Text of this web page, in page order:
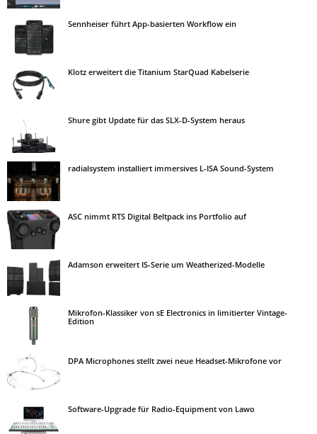
Sennheiser führt App-basierten Workflow ein
Klotz erweitert die Titanium StarQuad Kabelserie
Shure gibt Update für das SLX-D-System heraus
radialsystem installiert immersives L-ISA Sound-System
ASC nimmt RTS Digital Beltpack ins Portfolio auf
Adamson erweitert IS-Serie um Weatherized-Modelle
Mikrofon-Klassiker von sE Electronics in limitierter Vintage-
Edition
DPA Microphones stellt zwei neue Headset-Mikrofone vor
Software-Upgrade für Radio-Equipment von Lawo